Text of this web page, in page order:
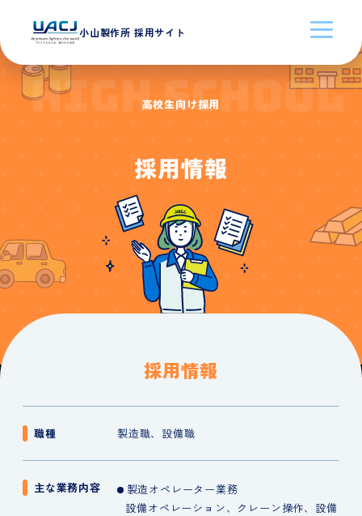
小山製作所 採用サイト
高校生向け採用
採用情報
採用情報
職種 製造職、設備職
主な業務内容
製造オペレーター業務
設備オペレーション、クレーン操作、設備